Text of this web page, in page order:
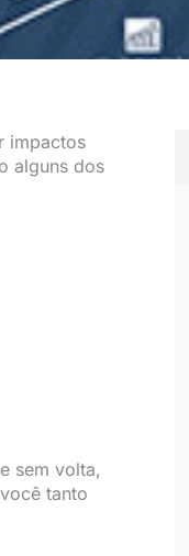
impactos
alguns dos
sem volta,
tanto